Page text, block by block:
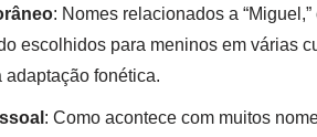
: Nomes relacionados a
escolhidos para meninos em várias
adaptação fonética.
: Como acontece com muitos